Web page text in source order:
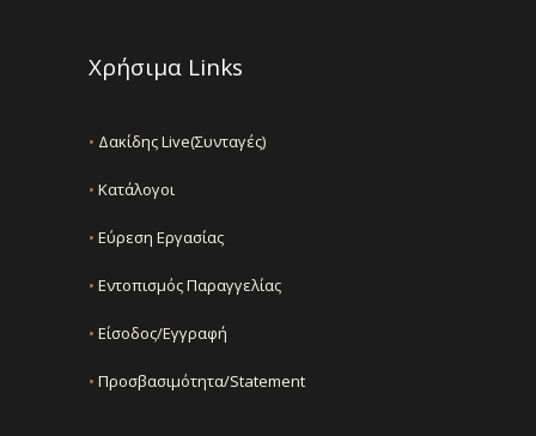
Χρήσιμα Links
• Δακίδης Live(Συνταγές)
• Κατάλογοι
• Εύρεση Εργασίας
• Εντοπισμός Παραγγελίας
• Είσοδος/Εγγραφή
• Προσβασιμότητα/Statement